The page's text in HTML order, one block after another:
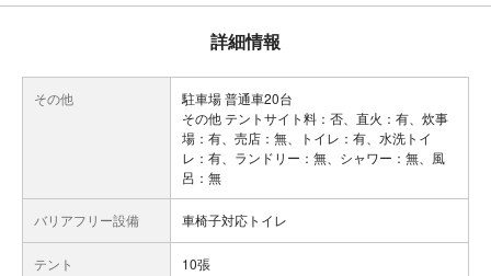
詳細情報
その他
駐車場 普通車20台
その他 テントサイト料：否、直火：有、炊事
場：有、売店：無、トイレ：有、水洗トイ
レ：有、ランドリー：無、シャワー：無、風
呂：無
バリアフリー設備 車椅子対応トイレ
テント 10張